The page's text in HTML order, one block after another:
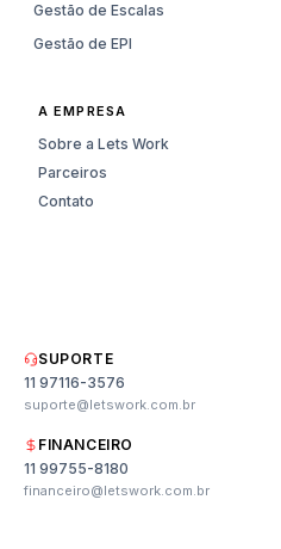
Gestão de Escalas
Gestão de EPI
A EMPRESA
Sobre a Lets Work
Parceiros
Contato
SUPORTE
11 97116-3576
suporte@letswork.com.br
FINANCEIRO
11 99755-8180
financeiro@letswork.com.br
Vendas